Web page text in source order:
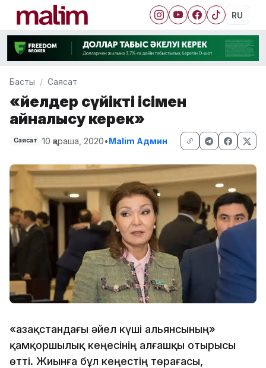
RU
Басты Саясат
«Әйелдер сүйікті ісімен
айналысу керек»
Саясат 10 қараша, 2020•Malim Админ
«Қазақстандағы әйел күші альянсының»
қамқоршылық кеңесінің алғашқы отырысы
өтті. Жиынға бұл кеңестің төрағасы,